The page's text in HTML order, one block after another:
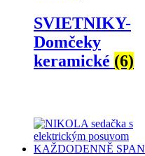
SVIETNIKY-
Domčeky
keramické (6)